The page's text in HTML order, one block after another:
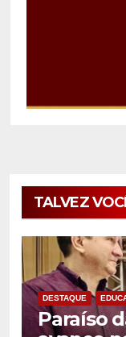
TALVEZ
DESTAQUE
Paraíso